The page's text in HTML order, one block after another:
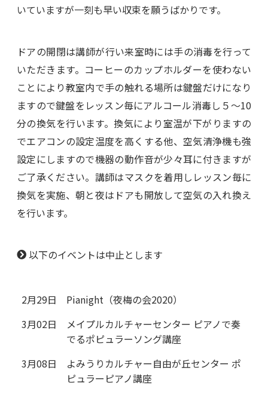
いていますが一刻も早い収束を願うばかりです。
ドアの開閉は講師が行い来室時には手の消毒を行って
いただきます。コーヒーのカップホルダーを使わない
ことにより教室内で手の触れる場所は鍵盤だけになり
ますので鍵盤をレッスン毎にアルコール消毒し５～10
分の換気を行います。換気により室温が下がりますの
でエアコンの設定温度を高くする他、空気清浄機も強
設定にしますので機器の動作音が少々耳に付きますが
ご了承ください。講師はマスクを着用しレッスン毎に
換気を実施、朝と夜はドアも開放して空気の入れ換え
を行います。
以下のイベントは中止とします
2月29日
Pianight（夜梅の会2020）
3月02日
メイプルカルチャーセンター ピアノで奏
でるポピュラーソング講座
3月08日
よみうりカルチャー自由が丘センター ポ
ピュラーピアノ講座